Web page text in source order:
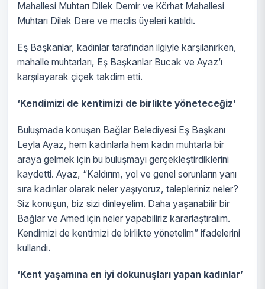
Mahallesi Muhtarı Dilek Demir ve Körhat Mahallesi
Muhtarı Dilek Dere ve meclis üyeleri katıldı.
Eş Başkanlar, kadınlar tarafından ilgiyle karşılanırken,
mahalle muhtarları, Eş Başkanlar Bucak ve Ayaz’ı
karşılayarak çiçek takdim etti.
‘Kendimizi de kentimizi de birlikte yöneteceğiz’
Buluşmada konuşan Bağlar Belediyesi Eş Başkanı
Leyla Ayaz, hem kadınlarla hem kadın muhtarla bir
araya gelmek için bu buluşmayı gerçekleştirdiklerini
kaydetti. Ayaz, “Kaldırım, yol ve genel sorunların yanı
sıra kadınlar olarak neler yaşıyoruz, talepleriniz neler?
Siz konuşun, biz sizi dinleyelim. Daha yaşanabilir bir
Bağlar ve Amed için neler yapabiliriz kararlaştıralım.
Kendimizi de kentimizi de birlikte yönetelim” ifadelerini
kullandı.
‘Kent yaşamına en iyi dokunuşları yapan kadınlar’